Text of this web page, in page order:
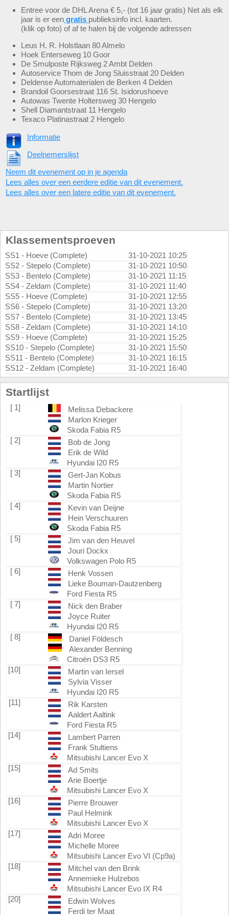
Entree voor de DHL Arena € 5,- (tot 16 jaar gratis) Net als elk
jaar is er een gratis publieksinfo incl. kaarten.
(klik op foto) of af te halen bij de volgende adressen
Leus H. R. Holstlaan 80 Almelo
Hoek Enterseweg 10 Goor
De Smulposte Rijksweg 2 Ambt Delden
Autoservice Thom de Jong Sluisstraat 20 Delden
Deldense Automaterialen de Berken 4 Delden
Brandoil Goorsestraat 116 St. Isidorushoeve
Autowas Twente Holtersweg 30 Hengelo
Shell Diamantstraat 11 Hengelo
Texaco Platinastraat 2 Hengelo
Informatie
Deelnemerslijst
Neem dit evenement op in je agenda
Lees alles over een eerdere editie van dit evenement.
Lees alles over een latere editie van dit evenement.
Klassementsproeven
SS1 - Hoeve (Complete)
31-10-2021 10:25
SS2 - Stepelo (Complete)
31-10-2021 10:50
SS3 - Bentelo (Complete)
31-10-2021 11:15
SS4 - Zeldam (Complete)
31-10-2021 11:40
SS5 - Hoeve (Complete)
31-10-2021 12:55
SS6 - Stepelo (Complete)
31-10-2021 13:20
SS7 - Bentelo (Complete)
31-10-2021 13:45
SS8 - Zeldam (Complete)
31-10-2021 14:10
SS9 - Hoeve (Complete)
31-10-2021 15:25
SS10 - Stepelo (Complete)
31-10-2021 15:50
SS11 - Bentelo (Complete)
31-10-2021 16:15
SS12 - Zeldam (Complete)
31-10-2021 16:40
Startlijst
[ 1]
Melissa Debackere
Marlon Krieger
Skoda Fabia R5
[ 2]
Bob de Jong
Erik de Wild
Hyundai I20 R5
[ 3]
Gert-Jan Kobus
Martin Nortier
Skoda Fabia R5
[ 4]
Kevin van Deijne
Hein Verschuuren
Skoda Fabia R5
[ 5]
Jim van den Heuvel
Jouri Dockx
Volkswagen Polo R5
[ 6]
Henk Vossen
Lieke Bouman-Dautzenberg
Ford Fiesta R5
[ 7]
Nick den Braber
Joyce Ruiter
Hyundai I20 R5
[ 8]
Daniel Földesch
Alexander Benning
Citroën DS3 R5
[10]
Martin van Iersel
Sylvia Visser
Hyundai I20 R5
[11]
Rik Karsten
Aaldert Aaltink
Ford Fiesta R5
[14]
Lambert Parren
Frank Stultiens
Mitsubishi Lancer Evo X
[15]
Ad Smits
Arie Boertje
Mitsubishi Lancer Evo X
[16]
Pierre Brouwer
Paul Helmink
Mitsubishi Lancer Evo X
[17]
Adri Moree
Michelle Moree
Mitsubishi Lancer Evo VI (Cp9a)
[18]
Mitchel van den Brink
Annemieke Hulzebos
Mitsubishi Lancer Evo IX R4
[20]
Edwin Wolves
Ferdi ter Maat